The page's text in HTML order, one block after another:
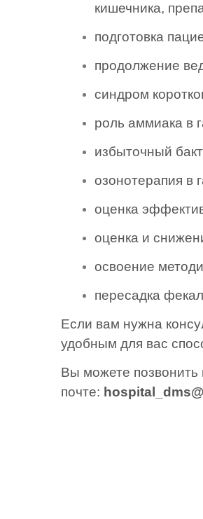
кишечника,
подготовка
продолжение
синдром
роль аммиака в
избыточный
озонотерапия в
оценка
оценка и
освоение
пересадка
Если вам нужна
удобным для вас
Вы можете позвонить
почте: